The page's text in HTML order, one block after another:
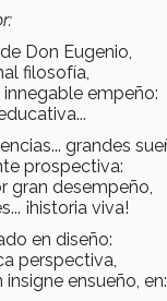
Don Eugenio,
filosofía,
empeño:
grandes
prospectiva:
gran desempeño,
¡historia viva!
en diseño:
perspectiva,
ensueño, en: